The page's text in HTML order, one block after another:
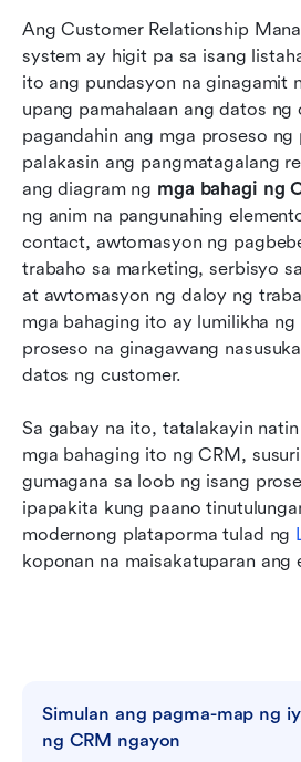
Ang Customer Relationship
system ay higit pa sa isang
ito ang pundasyon na ginagamit
upang pamahalaan ang datos ng
pagandahin ang mga proseso
palakasin ang pangmatagalang
ang diagram ng mga bahagi ng
ng anim na pangunahing
contact, awtomasyon ng
trabaho sa marketing, serbisyo
at awtomasyon ng daloy ng
mga bahaging ito ay lumilikha ng
proseso na ginagawang
datos ng customer.
Sa gabay na ito, tatalakayin
mga bahaging ito ng CRM,
gumagana sa loob ng isang
ipapakita kung paano
modernong plataporma tulad ng
koponan na maisakatuparan ang
Simulan ang pagma-map ng
ng CRM ngayon
CRM
Mga karaniwang
Konklusyon
Mga Madalas Itanong
Kaugnay na pagbasa